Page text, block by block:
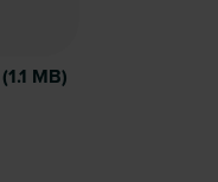
(1.1 MB)